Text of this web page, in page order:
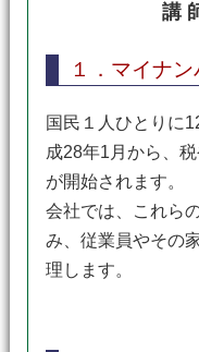
講
１．マイナ
国民１人ひとりに
成28年1月から、
が開始されます。
会社では、これら
み、従業員やその
理します。